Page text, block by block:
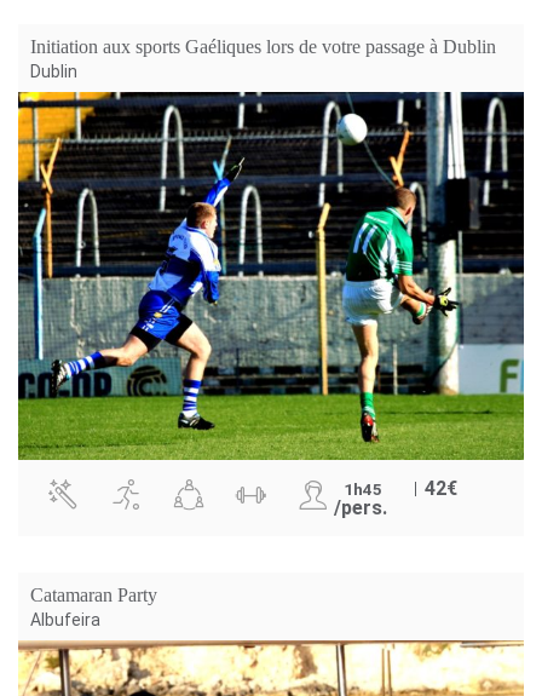
Initiation aux sports Gaéliques lors de votre passage à Dublin
Dublin
1h45 42€
/pers.
Catamaran Party
Albufeira